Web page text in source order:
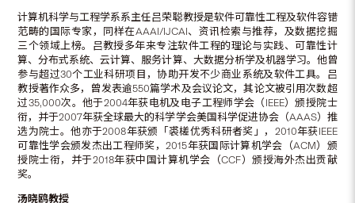
计算机科学与工程学系系主任吕荣聪教授是软件可靠性工程及软件容错
范畴的国际专家，同样在AAAI/IJCAI、资讯检索与推荐，及数据挖掘
三个领域上榜。吕教授多年来专注软件工程的理论与实践、可靠性计
算、分布式系统、云计算、服务计算、大数据分析学及机器学习。他曾
参与超过30个工业科研项目，协助开发不少商业系统及软件工具。吕
教授著作众多，曾发表逾550篇学术及会议论文，其论文被引用次数超
过35,000次。他于2004年获电机及电子工程师学会（IEEE）颁授院士
衔，并于2007年获全球最大的科学学会美国科学促进协会（AAAS）推
选为院士。他亦于2008年获颁「裘槎优秀科研者奖」，2010年获IEEE
可靠性学会颁发杰出工程师奖，2015年获国际计算机学会（ACM）颁
授院士衔，并于2018年获中国计算机学会（CCF）颁授海外杰出贡献
奖。
汤晓鸥教授